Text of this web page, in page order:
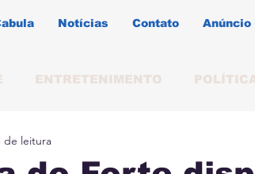
Notícias Contato Anúncio
ENTRETENIMENTO
SALVADOR
de leitura